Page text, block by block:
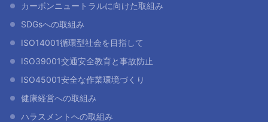
カーボンニュートラルに向けた取組み
SDGsへの取組み
ISO14001循環型社会を目指して
ISO39001交通安全教育と事故防止
ISO45001安全な作業環境づくり
健康経営への取組み
ハラスメントへの取組み